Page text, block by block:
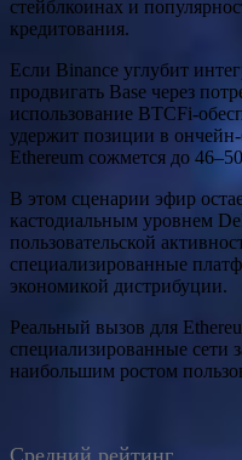
стейблкоинах и
кредитования.
Если Binance углубит
продвигать Base через
использование BTCFi-
удержит позиции в
Ethereum сожмется до
В этом сценарии эфир
кастодиальным уровнем
пользовательской
специализированные
экономикой дистрибуции.
Реальный вызов для
специализированные сети
наибольшим ростом
Средний рейтинг